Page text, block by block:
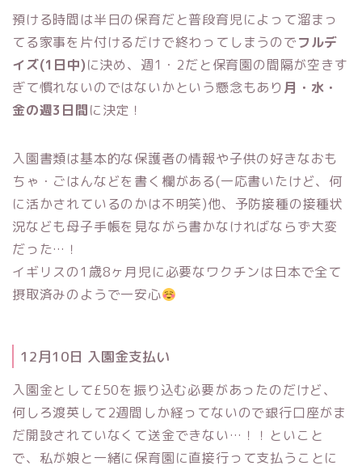
預ける時間は半日の保育だと普段育児によって溜まっ
てる家事を片付けるだけで終わってしまうのでフルデ
イズ(1日中)に決め、週1・2だと保育園の間隔が空きす
ぎて慣れないのではないかという懸念もあり 月・水・
金の週3日間に決定！
入園書類は基本的な保護者の情報や子供の好きなおも
ちゃ・ごはんなどを書く欄がある(一応書いたけど、何
に活かされているのかは不明笑)他、予防接種の接種状
況なども母子手帳を見ながら書かなければならず大変
だった…！
イギリスの1歳8ヶ月児に必要なワクチンは日本で全て
摂取済みのようで一安心
12月10日 入園金支払い
入園金として£50を振り込む必要があったのだけど、
何しろ渡英して2週間しか経ってないので銀行口座がま
だ開設されていなくて送金できない…！！といこと
で、私が娘と一緒に保育園に直接行って支払うことに